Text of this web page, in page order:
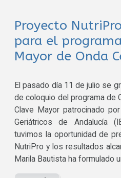
Proyecto
para el
Mayor de Onda
El pasado día 11 de julio se
de coloquio del programa de
Clave Mayor patrocinado
Geriátricos de Andalucía
tuvimos la oportunidad de
NutriPro y los resultados
Marila Bautista ha formulado